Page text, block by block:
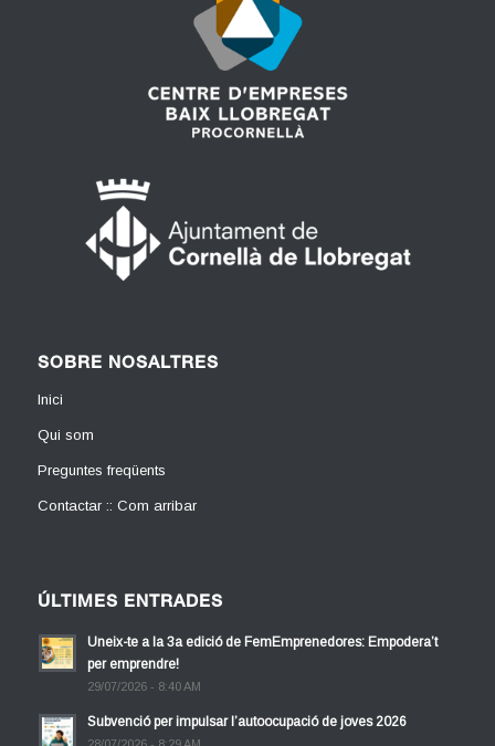
SOBRE NOSALTRES
Inici
Qui som
Preguntes freqüents
Contactar :: Com arribar
ÚLTIMES ENTRADES
Uneix-te a la 3a edició de FemEmprenedores: Empodera’t
per emprendre!
29/07/2026 - 8:40 AM
Subvenció per impulsar l’autoocupació de joves 2026
28/07/2026 - 8:29 AM